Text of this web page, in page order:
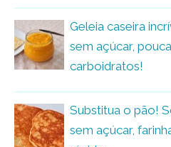
Geleia caseira
sem açúcar,
carboidratos!
Substitua o pão!
sem açúcar,